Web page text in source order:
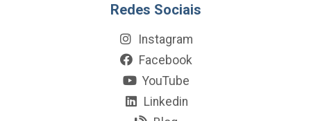
Redes Sociais
Instagram
Facebook
YouTube
Linkedin